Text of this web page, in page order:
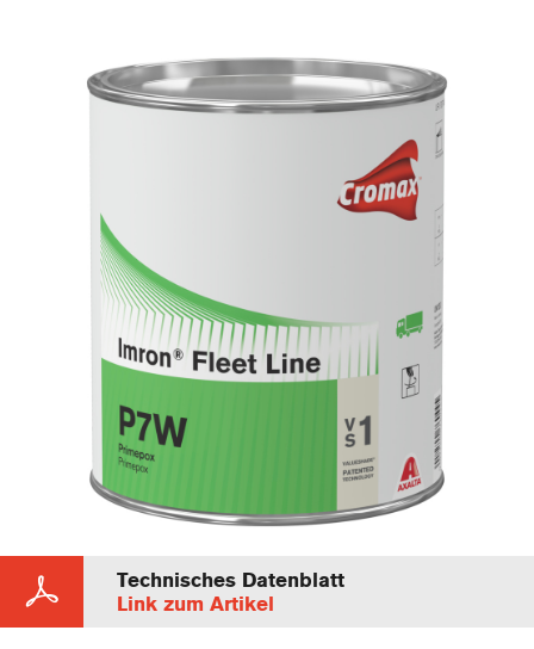
Technisches Datenblatt
Link zum Artikel